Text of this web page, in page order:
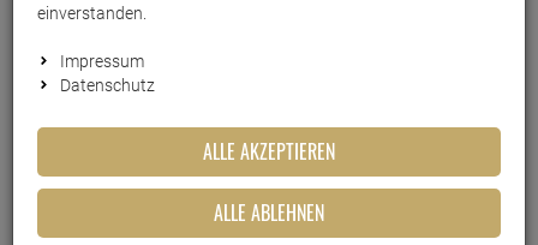
einverstanden.
Impressum
Datenschutz
ALLE AKZEPTIEREN
ALLE ABLEHNEN